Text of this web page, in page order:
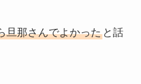
旦那さんでよかったと話